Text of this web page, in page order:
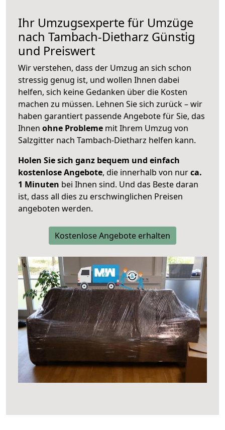
Ihr Umzugsexperte für Umzüge
nach Tambach-Dietharz Günstig
und Preiswert
Wir verstehen, dass der Umzug an sich schon
stressig genug ist, und wollen Ihnen dabei
helfen, sich keine Gedanken über die Kosten
machen zu müssen. Lehnen Sie sich zurück – wir
haben garantiert passende Angebote für Sie, das
Ihnen ohne Probleme mit Ihrem Umzug von
Salzgitter nach Tambach-Dietharz helfen kann.
Holen Sie sich ganz bequem und einfach
kostenlose Angebote, die innerhalb von nurca.
1 Minuten bei Ihnen sind. Und das Beste daran
ist, dass all dies zu erschwinglichen Preisen
angeboten werden.
Kostenlose Angebote erhalten